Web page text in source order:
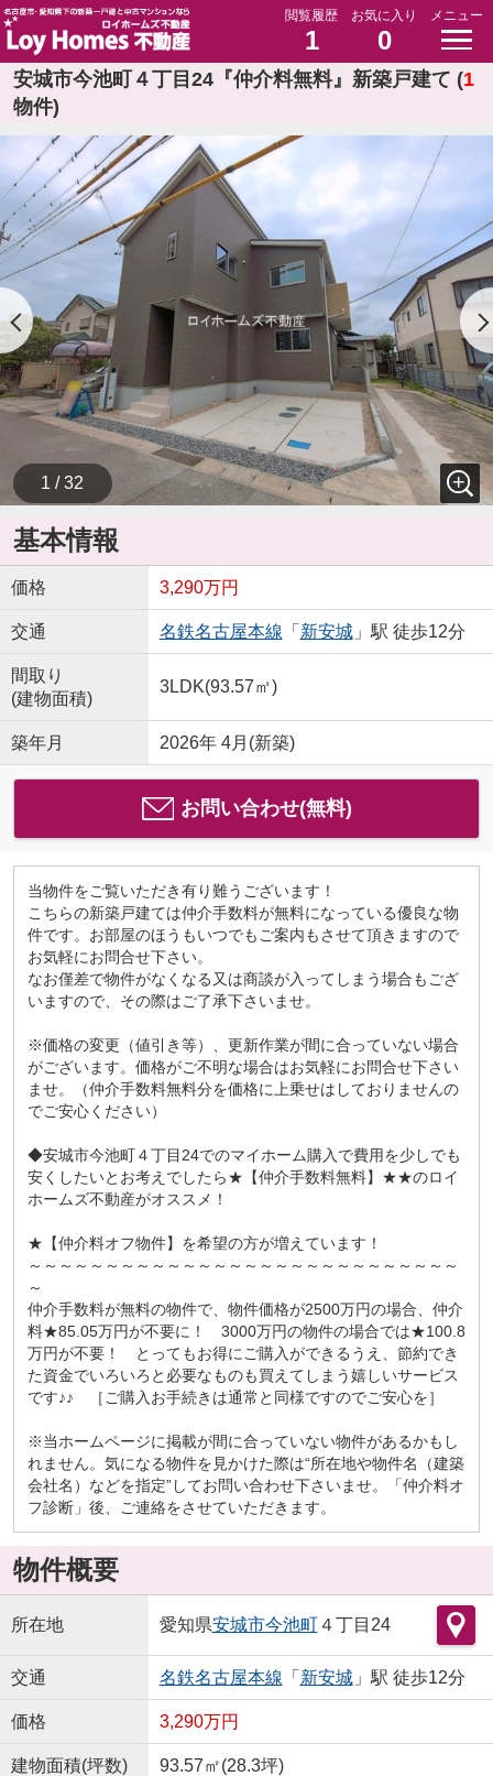
閲覧履歴
1
お気に入り
0
メニュー
安城市今池町４丁目24『仲介料無料』新築戸建て (1
物件)
1 / 32
基本情報
価格 3,290万円
交通 名鉄名古屋本線 「 新安城」駅 徒歩12分
間取り
(建物面積)
3LDK(93.57㎡)
築年月 2026年 4月(新築)
お問い合わせ(無料)
当物件をご覧いただき有り難うございます！
こちらの新築戸建ては仲介手数料が無料になっている優良な物
件です。お部屋のほうもいつでもご案内もさせて頂きますので
お気軽にお問合せ下さい。
なお僅差で物件がなくなる又は商談が入ってしまう場合もござ
いますので、その際はご了承下さいませ。
※価格の変更（値引き等）、更新作業が間に合っていない場合
がございます。価格がご不明な場合はお気軽にお問合せ下さい
ませ。（仲介手数料無料分を価格に上乗せはしておりませんの
でご安心ください）
◆安城市今池町４丁目24でのマイホーム購入で費用を少しでも
安くしたいとお考えでしたら★【仲介手数料無料】★★のロイ
ホームズ不動産がオススメ！
★【仲介料オフ物件】を希望の方が増えています！
～～～～～～～～～～～～～～～～～～～～～～～～～～～～
～
仲介手数料が無料の物件で、物件価格が2500万円の場合、仲介
料★85.05万円が不要に！ 3000万円の物件の場合では★100.8
万円が不要！ とってもお得にご購入ができるうえ、節約でき
た資金でいろいろと必要なものも買えてしまう嬉しいサービス
です♪♪ ［ご購入お手続きは通常と同様ですのでご安心を］
※当ホームページに掲載が間に合っていない物件があるかもし
れません。気になる物件を見かけた際は“所在地や物件名（建築
会社名）などを指定”してお問い合わせ下さいませ。「仲介料オ
フ診断」後、ご連絡をさせていただきます。
物件概要
所在地 愛知県安城市今池町４丁目24
交通 名鉄名古屋本線 「 新安城」駅 徒歩12分
価格 3,290万円
建物面積(坪数) 93.57㎡(28.3坪)